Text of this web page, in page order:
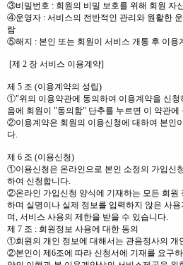
③비밀번호 : 회원의 비밀 보호를 위해 회원 자
④운영자 : 서비스의 전반적인 관리와 원활한
람
⑤해지 : 본인 또는 회원이 서비스 개통 후 이용
[제 2 장 서비스 이용계약]
제 5 조 (이용계약의 성립)
①"위의 이용약관에 동의하여 이용계약을 신청
음에 회원이 "동의함" 단추를 누르면 이 약관에
②이용계약은 회원의 이용신청에 대하여 본인
다.
제 6 조 (이용신청)
①이용신청은 온라인으로 본인 소정의 가입신
하여 신청합니다.
②온라인 가입신청 양식에 기재하는 모든 회원
하며 실명이나 실제 정보를 입력하지 않은 사
며, 서비스 사용의 제한을 받을 수 있습니다.
제 7 조 : 회원정보 사용에 대한 동의
①회원의 개인 정보에 대해서는 관음정사의 개
②본인이 제6조에 따라 신청서에 기재를 요구